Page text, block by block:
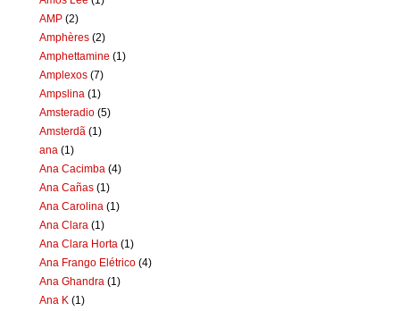
AMP (2)
Amphères (2)
Amphettamine (1)
Amplexos (7)
Ampslina (1)
Amsteradio (5)
Amsterdã (1)
ana (1)
Ana Cacimba (4)
Ana Cañas (1)
Ana Carolina (1)
Ana Clara (1)
Ana Clara Horta (1)
Ana Frango Elétrico (4)
Ana Ghandra (1)
Ana K (1)